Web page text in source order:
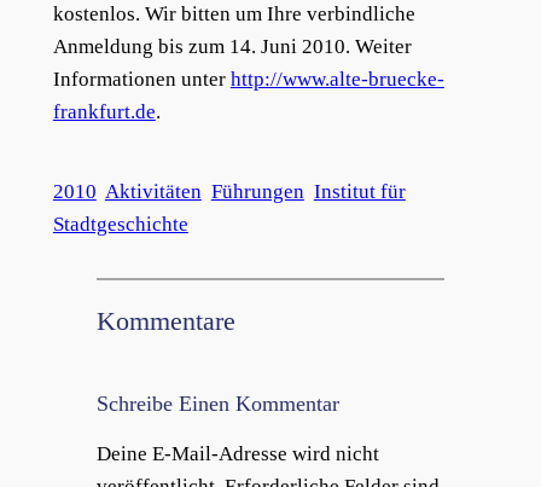
kostenlos. Wir bitten um Ihre verbindliche
Anmeldung bis zum 14. Juni 2010. Weiter
Informationen unter http://www.alte-bruecke-
frankfurt.de.
2010 Aktivitäten Führungen Institut für
Stadtgeschichte
Kommentare
Schreibe Einen Kommentar
Deine E-Mail-Adresse wird nicht